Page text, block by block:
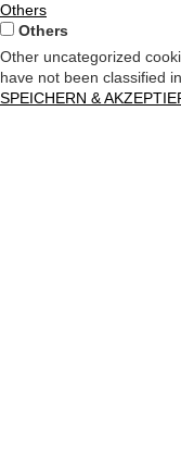
Others
Others
Other uncategorized
have not been classified
SPEICHERN &